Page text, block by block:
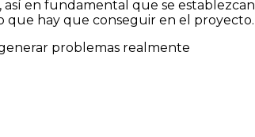
así en fundamental que se establezcan
que hay que conseguir en el proyecto.
problemas realmente